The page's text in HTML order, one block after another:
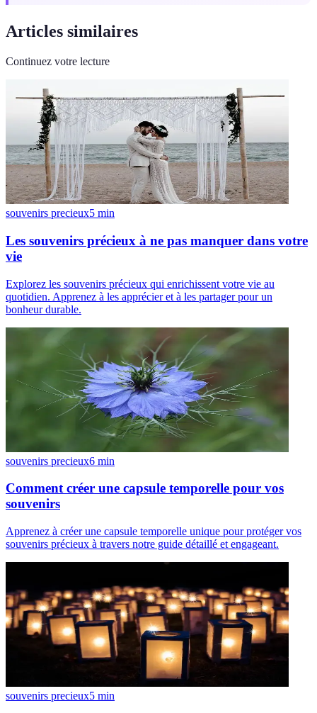
Articles similaires
Continuez votre lecture
souvenirs precieux5 min
Les souvenirs précieux à ne pas manquer dans votre
vie
Explorez les souvenirs précieux qui enrichissent votre vie au
quotidien. Apprenez à les apprécier et à les partager pour un
bonheur durable.
souvenirs precieux6 min
Comment créer une capsule temporelle pour vos
souvenirs
Apprenez à créer une capsule temporelle unique pour protéger vos
souvenirs précieux à travers notre guide détaillé et engageant.
souvenirs precieux5 min